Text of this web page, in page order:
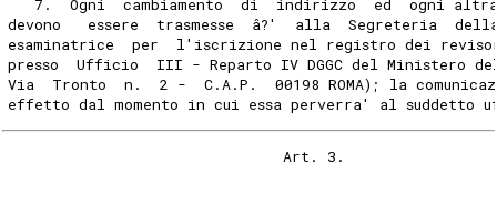
7.  Ogni  cambiamento  di  indirizzo  ed  ogni
devono   essere  trasmesse  â?'  alla  Segreteria  della
esaminatrice  per  l'iscrizione nel registro dei
presso  Ufficio  III - Reparto IV DGGC del Ministero
Via  Tronto  n.  2 -  C.A.P.  00198 ROMA); la
effetto dal momento in cui essa perverra' al suddetto
                               Art. 3.